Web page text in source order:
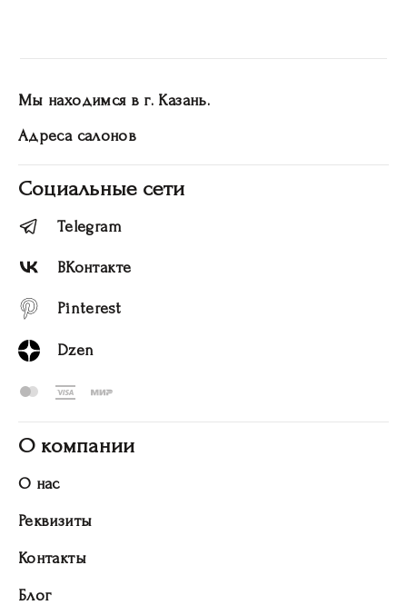
Мы находимся в г. Казань.
Адреса салонов
Социальные сети
Telegram
ВКонтакте
Pinterest
Dzen
О компании
О нас
Реквизиты
Контакты
Блог